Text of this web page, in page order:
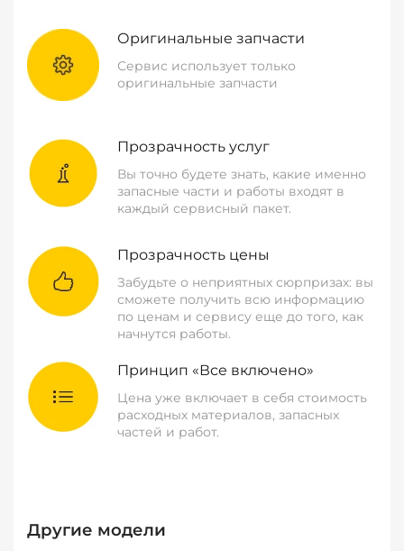
Оригинальные запчасти
Сервис использует только
оригинальные запчасти
Прозрачность услуг
Вы точно будете знать, какие именно
запасные части и работы входят в
каждый сервисный пакет.
Прозрачность цены
Забудьте о неприятных сюрпризах: вы
сможете получить всю информацию
по ценам и сервису еще до того, как
начнутся работы.
Принцип «Все включено»
Цена уже включает в себя стоимость
расходных материалов, запасных
частей и работ.
Другие модели